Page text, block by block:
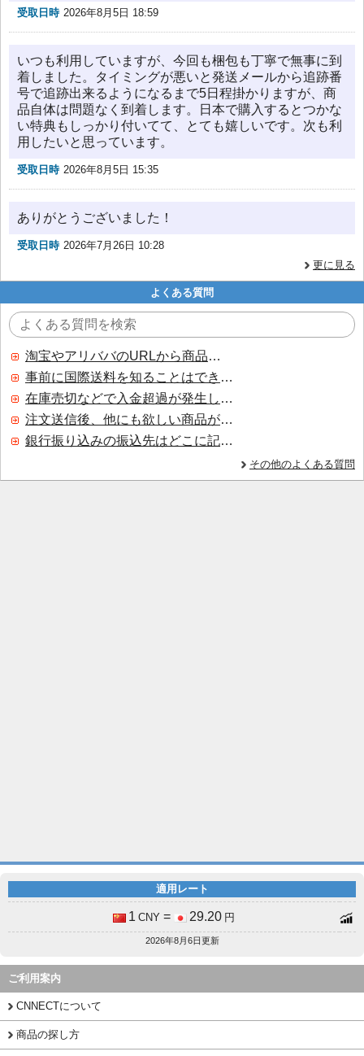
受取日時 2026年8月5日 18:59
いつも利用していますが、今回も梱包も丁寧で無事に到
着しました。タイミングが悪いと発送メールから追跡番
号で追跡出来るようになるまで5日程掛かりますが、商
品自体は問題なく到着します。日本で購入するとつかな
い特典もしっかり付いてて、とても嬉しいです。次も利
用したいと思っています。
受取日時 2026年8月5日 15:35
ありがとうございました！
受取日時 2026年7月26日 10:28
更に見る
よくある質問
淘宝やアリババのURLから商品を探すことはできますか？
事前に国際送料を知ることはできますか？
在庫売切などで入金超過が発生した場合はいつ返金されますか？
注文送信後、他にも欲しい商品が見つかった場合、追加注文できますか？
銀行振り込みの振込先はどこに記載されていますか？
その他のよくある質問
適用レート
1 CNY = 29.20 円
2026年8月6日更新
ご利用案内
CNNECTについて
商品の探し方